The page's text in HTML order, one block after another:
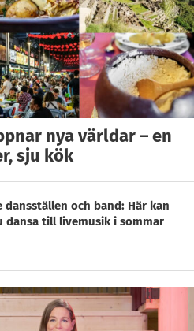
nya världar – en
sju kök
dansställen och band: Här kan
dansa till livemusik i sommar